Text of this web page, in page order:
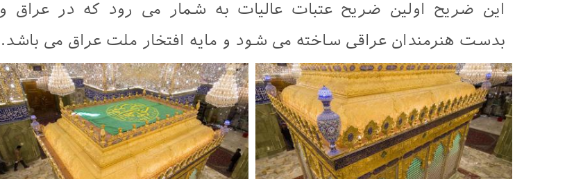
این ضریح اولین ضریح عتبات عالیات به شمار می رود که در عراق و
بدست هنرمندان عراقی ساخته می شود و مایه افتخار ملت عراق می باشد.